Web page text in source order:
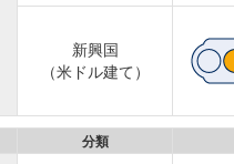
新興国
（米ドル建て）
分類